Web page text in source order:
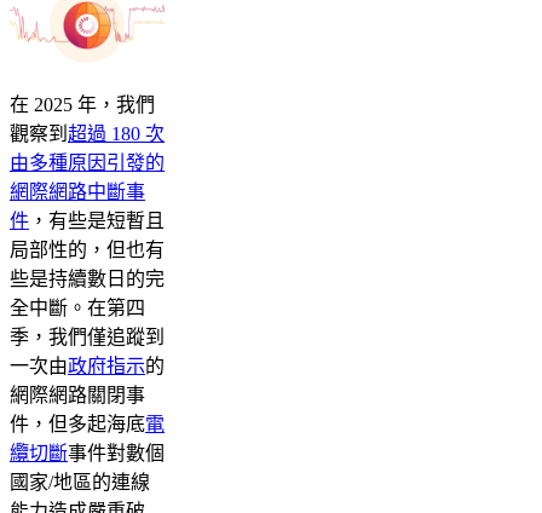
在 2025 年，我們
觀察到 超過 180 次
由多種原因引發的
網際網路中斷事
件 ，有些是短暫且
局部性的，但也有
些是持續數日的完
全中斷。在第四
季，我們僅追蹤到
一次由政府指示的
網際網路關閉事
件，但多起海底電
纜切斷事件對數個
國家/地區的連線